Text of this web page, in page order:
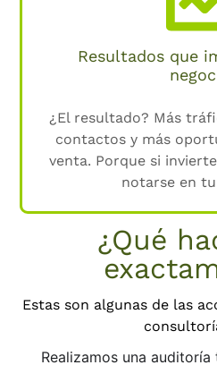
Resultados que
¿El resultado? Más
contactos y más
venta. Porque si
notarse en
¿Qué
Estas son algunas de las
Realizamos una